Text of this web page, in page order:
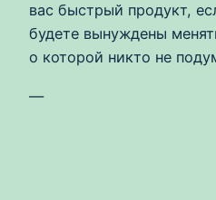
вас быстрый продукт,
будете вынуждены
о которой никто не
—